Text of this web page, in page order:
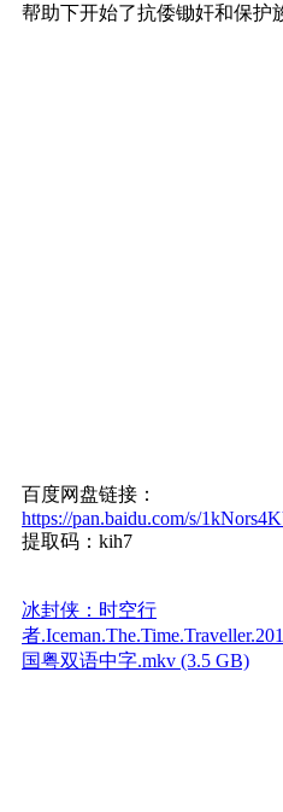
帮助下开始了抗倭锄奸和保护
百度网盘链接：
https://pan.baidu.com/s/
提取码：kih7
冰封侠：时空行
者
国粤双语中字.mkv (3.5 GB)